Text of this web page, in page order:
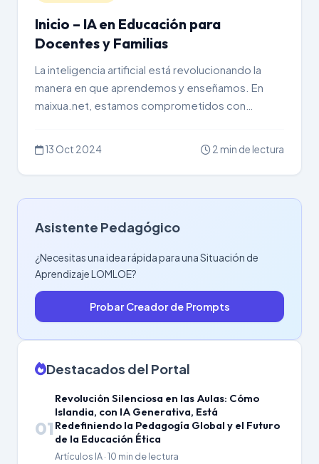
Inicio – IA en Educación para
Docentes y Familias
La inteligencia artificial está revolucionando la
manera en que aprendemos y enseñamos. En
maixua.net, estamos comprometidos con
13 Oct 2024 2 min de lectura
Asistente Pedagógico
¿Necesitas una idea rápida para una Situación de
Aprendizaje LOMLOE?
Probar Creador de Prompts
Destacados del Portal
01
Revolución Silenciosa en las Aulas: Cómo
Islandia, con IA Generativa, Está
Redefiniendo la Pedagogía Global y el Futuro
de la Educación Ética
Artículos IA · 10 min de lectura